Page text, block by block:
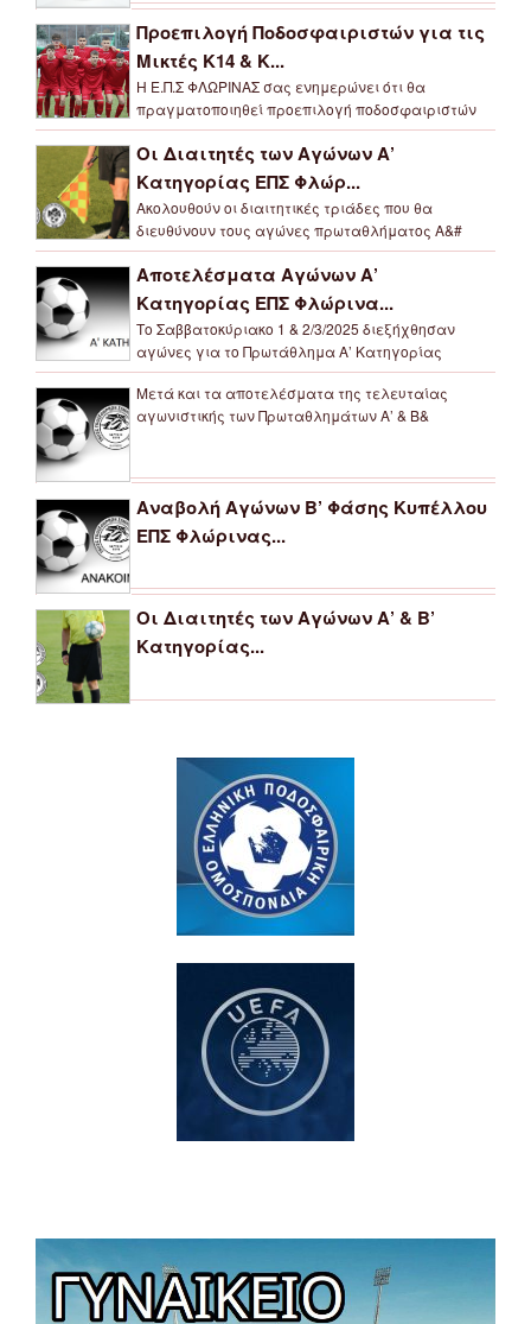
Προεπιλογή Ποδοσφαιριστών για τις
Μικτές Κ14 & Κ...
Η Ε.Π.Σ ΦΛΩΡΙΝΑΣ σας ενημερώνει ότι θα
πραγματοποιηθεί προεπιλογή ποδοσφαιριστών
Οι Διαιτητές των Αγώνων Α’
Κατηγορίας ΕΠΣ Φλώρ...
Ακολουθούν οι διαιτητικές τριάδες που θα
διευθύνουν τους αγώνες πρωταθλήματος Α&#
Αποτελέσματα Αγώνων Α’
Κατηγορίας ΕΠΣ Φλώρινα...
Το Σαββατοκύριακο 1 & 2/3/2025 διεξήχθησαν
αγώνες για το Πρωτάθλημα Α’ Κατηγορίας
Μετά και τα αποτελέσματα της τελευταίας
αγωνιστικής των Πρωταθλημάτων Α’ & Β&
Αναβολή Αγώνων Β’ Φάσης Κυπέλλου
ΕΠΣ Φλώρινας...
Οι Διαιτητές των Αγώνων Α’ & Β’
Κατηγορίας...